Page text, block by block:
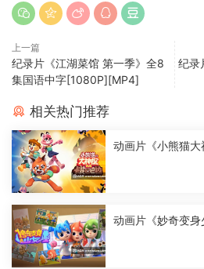
上一篇
纪录片《江湖菜馆 第一季》全8
集国语中字[1080P][MP4]
纪录
相关热门推荐
动画片《小熊猫
动画片《妙奇变